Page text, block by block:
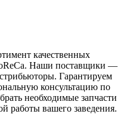
качественных
Наши поставщики —
Гарантируем
консультацию по
необходимые запчасти
работы вашего заведения.